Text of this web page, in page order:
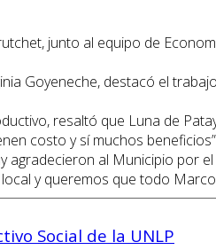
junto al equipo de
Goyeneche, destacó el
resaltó que Luna de
costo y sí muchos
agradecieron al Municipio por
y queremos que todo
Social de la UNLP